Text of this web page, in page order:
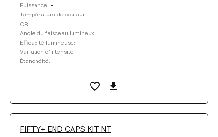
Puissance: -
Température de couleur: -
CRI:
Angle du faisceau lumineux:
Efficacité lumineuse:
Variation d’intensité:
Étanchéité: -
FIFTY+ END CAPS KIT NT